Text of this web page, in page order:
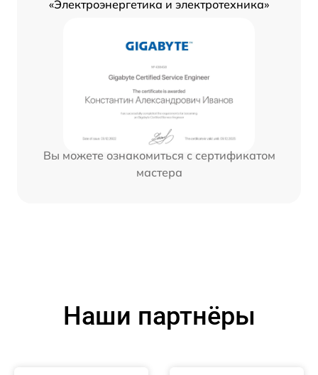
«Электроэнергетика и электротехника»
Вы можете ознакомиться с сертификатом
мастера
Наши партнёры